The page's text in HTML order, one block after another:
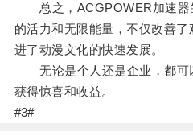
总之，ACGPOWER加速器
的活力和无限能量，不仅改善
进了动漫文化的快速发展。
无论是个人还是企业，都可
获得惊喜和收益。
#3#